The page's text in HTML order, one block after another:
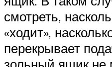
смотреть,
«ходит»,
перекрывает